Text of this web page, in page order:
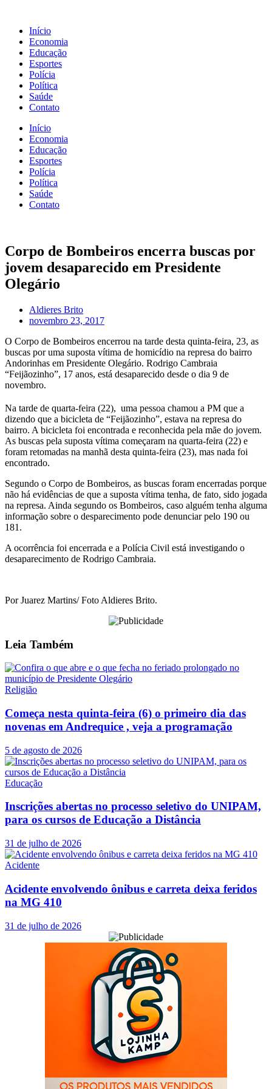
Início
Economia
Educação
Esportes
Polícia
Política
Saúde
Contato
Início
Economia
Educação
Esportes
Polícia
Política
Saúde
Contato
Corpo de Bombeiros encerra buscas por
jovem desaparecido em Presidente
Olegário
Aldieres Brito
novembro 23, 2017
O Corpo de Bombeiros encerrou na tarde desta quinta-feira, 23, as
buscas por uma suposta vítima de homicídio na represa do bairro
Andorinhas em Presidente Olegário. Rodrigo Cambraia
“Feijãozinho”, 17 anos, está desaparecido desde o dia 9 de
novembro.
Na tarde de quarta-feira (22), uma pessoa chamou a PM que a
dizendo que a bicicleta de “Feijãozinho”, estava na represa do
bairro. A bicicleta foi encontrada e reconhecida pela mãe do jovem.
As buscas pela suposta vítima começaram na quarta-feira (22) e
foram retomadas na manhã desta quinta-feira (23), mas nada foi
encontrado.
Segundo o Corpo de Bombeiros, as buscas foram encerradas porque
não há evidências de que a suposta vítima tenha, de fato, sido jogada
na represa. Ainda segundo os Bombeiros, caso alguém tenha alguma
informação sobre o desparecimento pode denunciar pelo 190 ou
181.
A ocorrência foi encerrada e a Polícia Civil está investigando o
desaparecimento de Rodrigo Cambraia.
Por Juarez Martins/ Foto Aldieres Brito.
Leia Também
Religião
Começa nesta quinta-feira (6) o primeiro dia das
novenas em Andrequice , veja a programação
5 de agosto de 2026
Educação
Inscrições abertas no processo seletivo do UNIPAM,
para os cursos de Educação a Distância
31 de julho de 2026
Acidente
Acidente envolvendo ônibus e carreta deixa feridos
na MG 410
31 de julho de 2026